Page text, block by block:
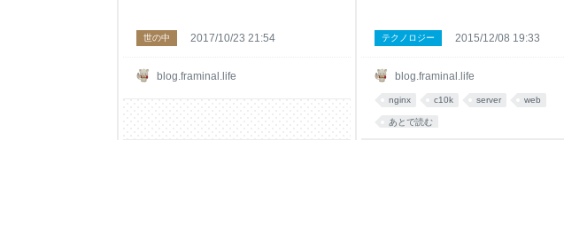
blog.framinal.life
世の中 2017/10/23 21:54
blog.framinal.life
テクノロジー 2015/12/08 19:33
nginx c10k server web
あとで読む